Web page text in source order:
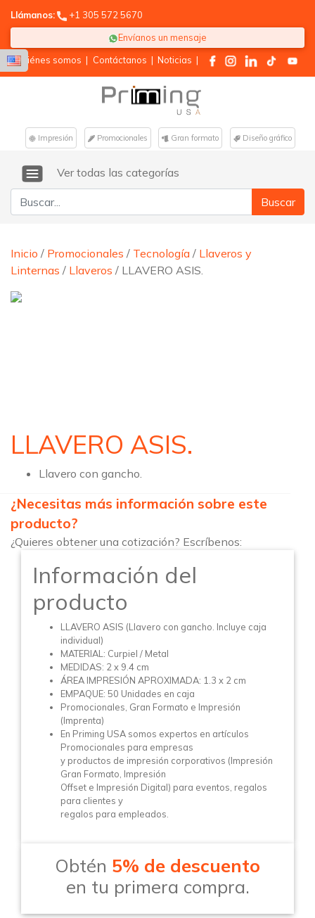
Llámanos:
+1 305 572 5670
Envíanos un mensaje
Quiénes somos | Contáctanos | Noticias |
Impresión Promocionales Gran formato Diseño gráfico
Ver todas las categorías
Buscar:
Inicio / Promocionales / Tecnología / Llaveros y
Linternas / Llaveros / LLAVERO ASIS.
LLAVERO ASIS.
Llavero con gancho.
¿Necesitas más información sobre este
producto?
¿Quieres obtener una cotización? Escríbenos:
Información del
producto
LLAVERO ASIS (Llavero con gancho. Incluye caja
individual)
MATERIAL: Curpiel / Metal
MEDIDAS: 2 x 9.4 cm
ÁREA IMPRESIÓN APROXIMADA: 1.3 x 2 cm
EMPAQUE: 50 Unidades en caja
Promocionales, Gran Formato e Impresión
(Imprenta)
En Priming USA somos expertos en artículos
Promocionales para empresas
y productos de impresión corporativos (Impresión
Gran Formato, Impresión
Offset e Impresión Digital) para eventos, regalos
para clientes y
regalos para empleados.
Obtén 5% de descuento
en tu primera compra.